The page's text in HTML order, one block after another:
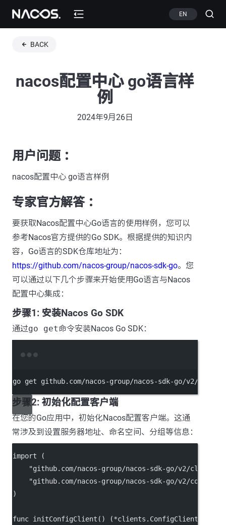
EN
BACK
nacos配置中心 go语言样
例
2024年9月26日
用户问题 ：
nacos配置中心 go语言样例
专家官方解答 ：
要获取Nacos配置中心Go语言的使用样例，您可以
参考Nacos官方提供的Go SDK。根据提供的知识内
容，Go语言的SDK仓库地址为：
https://github.com/nacos-group/nacos-sdk-go。您
可以通过以下几个步骤来开始使用Go语言与Nacos
配置中心集成：
步骤1: 安装Nacos Go SDK
通过go get命令安装Nacos Go SDK：
go get github.com/nacos-group/nacos-sdk-go/v2/
步骤2: 初始化配置客户端
在您的Go应用中，初始化Nacos配置客户端。这通
常涉及到设置服务器地址、命名空间、分组等信息：
import (
"github.com/nacos-group/nacos-sdk-go/v2/clients
"github.com/nacos-group/nacos-sdk-go/v2/common/
)
func initConfigClient () (*clients.ConfigClient,